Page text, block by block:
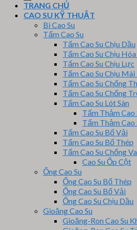
TRANG CHỦ
CAO SU KỸ THUẬT
Bi Cao Su
Tấm Cao Su
Tấm Cao Su Chịu Dầu
Tấm Cao Su Chịu
Tấm Cao Su Chịu Lực
Tấm Cao Su Chịu
Tấm Cao Su Chống
Tấm Cao Su Chống
Tấm Cao Su Lót Sàn
Tấm Thảm Cao
Tấm Thảm Cao
Tấm Cao Su Bố Vải
Tấm Cao Su Bố Thép
Tấm Cao Su Chống
Cao Su Ốp Cột
Ống Cao Su
Ống Cao Su Bố Thép
Ống Cao Su Bố Vải
Ống Cao Su Chịu Dầu
Gioăng Cao Su
Gioăng-Ron Cao Su